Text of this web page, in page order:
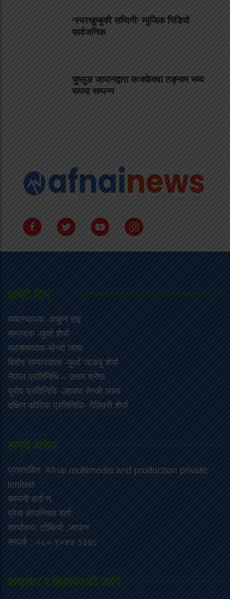
‘स्यरखुम्बुकी सम्दिनी’ म्युजिक भिडियो
सार्वजनिक
चुम्लुङ जापानद्वारा कःक्फ़ेक्वा तङ्नाम भव्य
रूपमा सम्पन्न
हाम्राे टिम
ब्यबस्थापक -शकुन राइ
सम्पादक -फुर्वा शेर्पा
सहसम्पादक-म्हेन्दो लामा
‍बिशेष सम्पाददाता -फुर्वा जा‌ङबु शेर्पा
नेपाल प्रतिनिधि – उत्तम श्रेष्ठ
युरोप प्रतिनिधि -ल्हाक्पा तेन्जी लामा
दक्षिण कोरिया प्रतिनिधि- गेल्छिरी शेर्पा
हाम्रो बारेमा
प्रस्तावित Afnai multimedia and production private
limited
कम्पनी दर्ता नं.
प्रेस काउन्सिल दर्ता:
कार्यालय: टोकियो ,जापान
सम्पर्क :-०८० ९०४७ ३३४८
समाचार र बिज्ञापनको लागि